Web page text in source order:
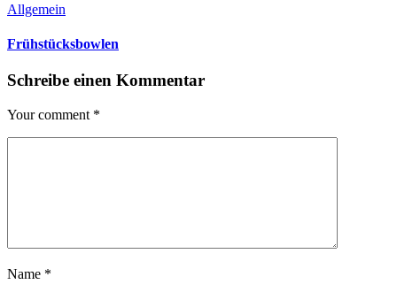
Allgemein
Frühstücksbowlen
Schreibe einen Kommentar
Your comment *
Name *